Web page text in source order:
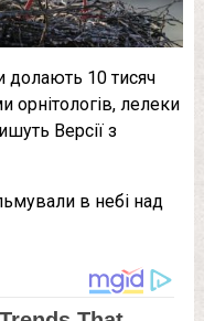
долають 10 тисяч
орнітологів, лелеки
Версії з
в небі над